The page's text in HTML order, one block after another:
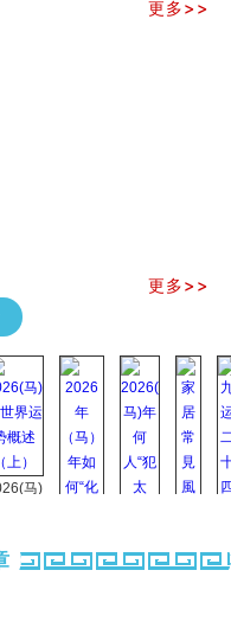
何却完全不同？
更多>>
更多>>
)
年
马)年